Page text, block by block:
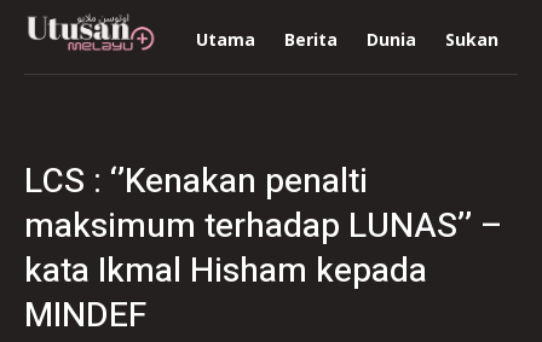
Utama Berita Dunia Sukan
LCS : ‘’Kenakan penalti
maksimum terhadap LUNAS’’ –
kata Ikmal Hisham kepada
MINDEF